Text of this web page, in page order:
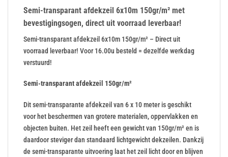
Semi-transparant afdekzeil 6x10m 150gr/m² met
bevestigingsogen, direct uit voorraad leverbaar!
Semi-transparant afdekzeil 6x10m 150gr/m² – Direct uit
voorraad leverbaar! Voor 16.00u besteld = dezelfde werkdag
verstuurd!
Semi-transparant afdekzeil 150gr/m²
Dit semi-transparante afdekzeil van 6 x 10 meter is geschikt
voor het beschermen van grotere materialen, oppervlakken en
objecten buiten. Het zeil heeft een gewicht van 150gr/m² en is
daardoor steviger dan standaard lichtgewicht dekzeilen. Dankzij
de semi-transparante uitvoering laat het zeil licht door en blijven